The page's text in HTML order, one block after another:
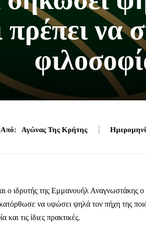
να
Από: Αγώνας Της Κρήτης
ο ιδρυτής της Εμμανουήλ Αναγνωστάκης ο
να υψώσει ψηλά τον πήχη της
τις ίδιες πρακτικές.